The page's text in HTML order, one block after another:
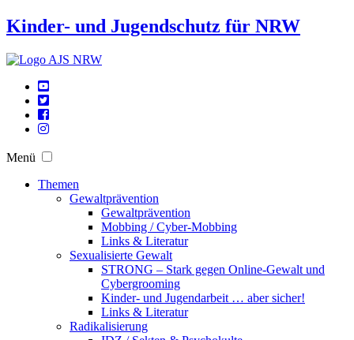
Kinder- und Jugendschutz für NRW
Menü
Themen
Gewaltprävention
Gewaltprävention
Mobbing / Cyber-Mobbing
Links & Literatur
Sexualisierte Gewalt
STRONG – Stark gegen Online-Gewalt und
Cybergrooming
Kinder- und Jugendarbeit … aber sicher!
Links & Literatur
Radikalisierung